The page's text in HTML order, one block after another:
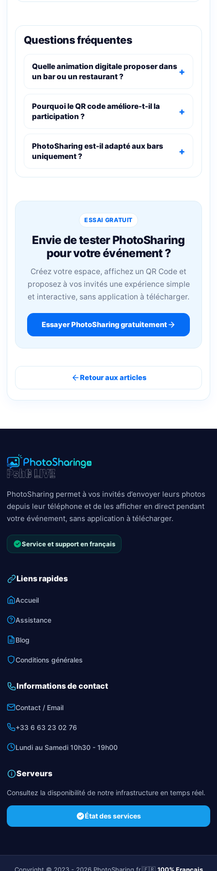
Questions fréquentes
Quelle animation digitale proposer dans
un bar ou un restaurant ?
Pourquoi le QR code améliore-t-il la
participation ?
PhotoSharing est-il adapté aux bars
uniquement ?
ESSAI GRATUIT
Envie de tester PhotoSharing
pour votre événement ?
Créez votre espace, affichez un QR Code et
proposez à vos invités une expérience simple
et interactive, sans application à télécharger.
Essayer PhotoSharing gratuitement
Retour aux articles
PhotoSharing permet à vos invités d’envoyer leurs photos
depuis leur téléphone et de les afficher en direct pendant
votre événement, sans application à télécharger.
Service et support en français
Liens rapides
Accueil
Assistance
Blog
Conditions générales
Informations de contact
Contact / Email
+33 6 63 23 02 76
Lundi au Samedi 10h30 - 19h00
Serveurs
Consultez la disponibilité de notre infrastructure en temps réel.
État des services